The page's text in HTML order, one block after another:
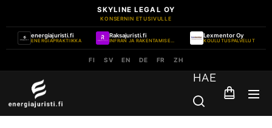
SKYLINE LEGAL OY
KONSERNIN ETUSIVULLE
energiajuristi.fi
ENERGIAPRAKTIIKKA
Raksajuristi.fi
INFRAN JA RAKENTAMISEN PRAKTIIKKA
Lexmentor Oy
KOULUTUSPALVELUT
FI SV EN DE FR ZH
HAE